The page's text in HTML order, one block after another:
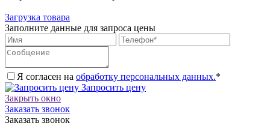
Загрузка товара
Заполните данные для запроса цены
Я согласен на обработку персональных данных.*
Запросить цену
Закрыть окно
Заказать звонок
Заказать звонок